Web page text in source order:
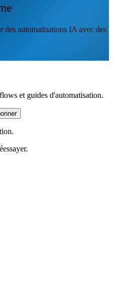
des automatisations IA avec des
et guides d'automatisation.